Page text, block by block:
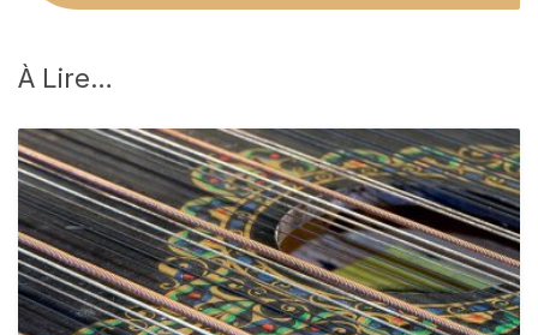
À Lire…